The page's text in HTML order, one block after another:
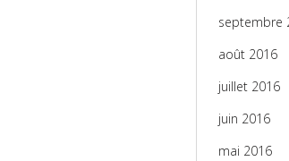
septembre
août 2016
juillet 2016
juin 2016
mai 2016